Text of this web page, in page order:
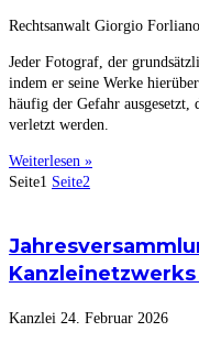
Rechtsanwalt Giorgio Forliano
Jeder Fotograf, der
indem er seine Werke
häufig der Gefahr ausgesetzt,
verletzt werden.
Weiterlesen »
Seite1 Seite2
Kanzleinetzwerks
Kanzlei 24. Februar 2026